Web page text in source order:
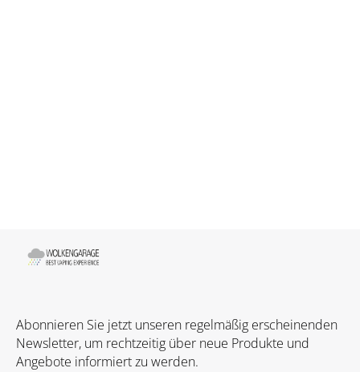
Abonnieren Sie jetzt unseren regelmäßig erscheinenden
Newsletter, um rechtzeitig über neue Produkte und
Angebote informiert zu werden.